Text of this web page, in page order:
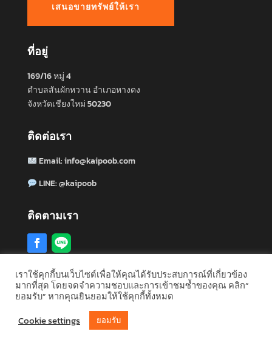
เสนอขายทรัพย์ให้เรา
ที่อยู่
169/16 หมู่ 4
ตำบลสันผักหวาน อำเภอหางดง
จังหวัดเชียงใหม่ 50230
ติดต่อเรา
Email:info@kaipoob.com
LINE:@kaipoob
ติดตามเรา
รับซื้ออสังหาริมทรัพย์ทั่วประเทศไทย:กรุงเทพ·เชียงใหม่·
ชลบุรี· ภูเก็ต·ระยอง·นนทบุรี·อยุธยา·
จังหวัด →
เราใช้คุกกี้บนเว็บไซต์เพื่อให้คุณได้รับประสบการณ์ที่เกี่ยวข้อง
มากที่สุด โดยจดจำความชอบและการเข้าชมซ้ำของคุณ คลิก“
ยอมรับ” หากคุณยินยอมให้ใช้คุกกี้ทั้งหมด
Cookie settings
ยอมรับ